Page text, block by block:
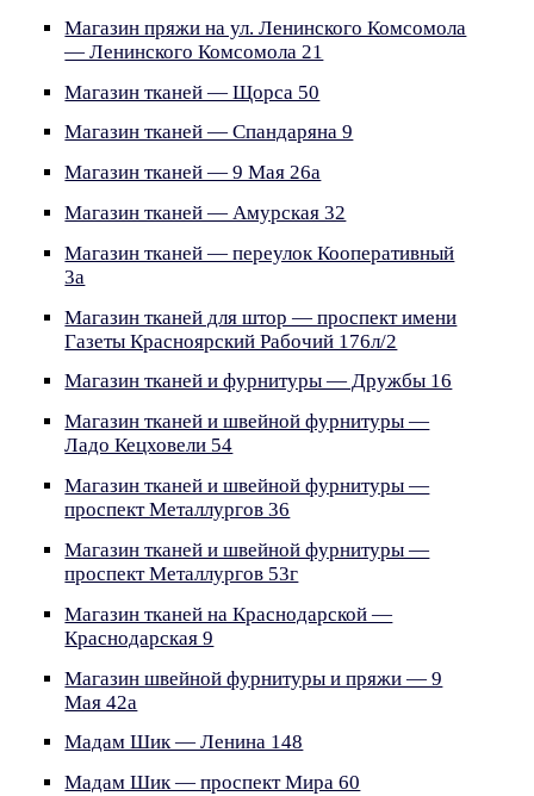
Магазин пряжи на ул. Ленинского Комсомола
— Ленинского Комсомола 21
Магазин тканей — Щорса 50
Магазин тканей — Спандаряна 9
Магазин тканей — 9 Мая 26а
Магазин тканей — Амурская 32
Магазин тканей — переулок Кооперативный
3а
Магазин тканей для штор — проспект имени
Газеты Красноярский Рабочий 176л/2
Магазин тканей и фурнитуры — Дружбы 16
Магазин тканей и швейной фурнитуры —
Ладо Кецховели 54
Магазин тканей и швейной фурнитуры —
проспект Металлургов 36
Магазин тканей и швейной фурнитуры —
проспект Металлургов 53г
Магазин тканей на Краснодарской —
Краснодарская 9
Магазин швейной фурнитуры и пряжи — 9
Мая 42а
Мадам Шик — Ленина 148
Мадам Шик — проспект Мира 60